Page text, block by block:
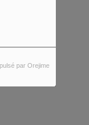
par Orejime